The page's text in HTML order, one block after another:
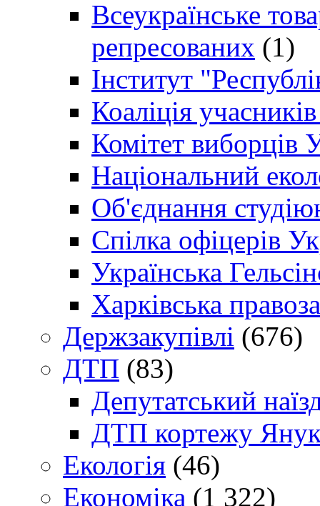
Всеукраїнське
репресованих (1)
Інститут
Коаліція
Комітет виборців
Національний
Об'єднання
Спілка офіцерів
Українська
Харківська
Держзакупівлі (676)
ДТП (83)
Депутатський
ДТП кортежу
Екологія (46)
Економіка (1 322)